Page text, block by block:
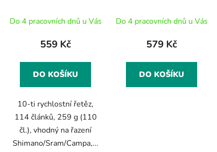
118čl.
Do 4 pracovních dnů u Vás
559 Kč
DO KOŠÍKU
10-ti rychlostní řetěz,
114 článků, 259 g (110
čl.), vhodný na řazení
Shimano/Sram/Campa,...
132čl.
Do 4 pracovních dnů u Vás
579 Kč
DO KOŠÍKU